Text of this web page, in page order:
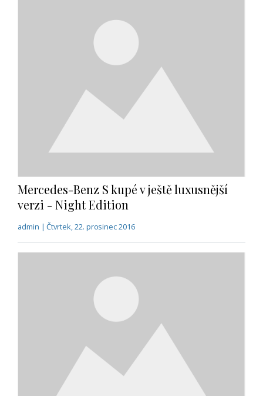
verzi - Night Edition
admin | Čtvrtek, 22. prosinec 2016
Nové Lamborgini Aventador S je na světě
admin | Středa, 21. prosinec 2016
Předchozí strana Další strana
Rubriky
Zajímavosti
Trendy
Rádce
TV, kino